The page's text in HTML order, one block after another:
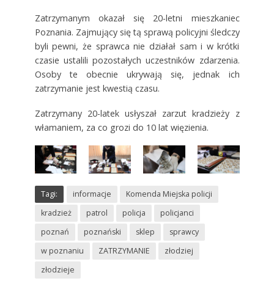
Zatrzymanym okazał się 20-letni mieszkaniec
Poznania. Zajmujący się tą sprawą policyjni śledczy
byli pewni, że sprawca nie działał sam i w krótki
czasie ustalili pozostałych uczestników zdarzenia.
Osoby te obecnie ukrywają się, jednak ich
zatrzymanie jest kwestią czasu.
Zatrzymany 20-latek usłyszał zarzut kradzieży z
włamaniem, za co grozi do 10 lat więzienia.
Tagi: informacje
Komenda Miejska policji
kradzież
patrol policja
policjanci
poznań
poznański sklep
sprawcy
w poznaniu
ZATRZYMANIE
złodziej
złodzieje